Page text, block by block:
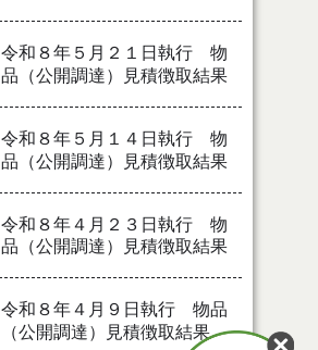
令和８年５月２１日執行 物
品（公開調達）見積徴取結果
令和８年５月１４日執行 物
品（公開調達）見積徴取結果
令和８年４月２３日執行 物
品（公開調達）見積徴取結果
令和８年４月９日執行 物品
（公開調達）見積徴取結果